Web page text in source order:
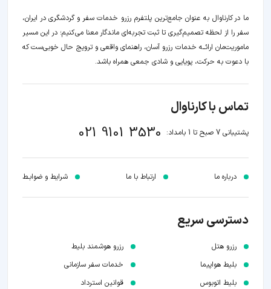
ما در کارناوال به عنوان جامع‌ترین پلتفرم رزرو خدمات سفر و گردشگری در ایران،
سفر را از لحظه‌ تصمیم‌گیری تا ثبت تجربه‌ای ماندگار معنا می‌کنیم؛ در این مسیر‍
ماموریت‌مان اراﺋــﻪ خدمات رزرو آسان، راهنمای واقعی و ترویج حال خوبی‌ست که
با دعوت به حرکت، پویایی و شادی جمعی همراه باشد.
تماس با کارناوال
پشتیبانی 7 صبح تا 1 بامداد: 021 9101 3530
درباره ما ارتباط با ما شرایط و ضوابـط
دسترسی سریع
رزرو هتل
بلیط هواپیما
بلیط اتوبوس
رزرو هوشمند بلیط
خدمات سفر سازمانی
قوانین استرداد